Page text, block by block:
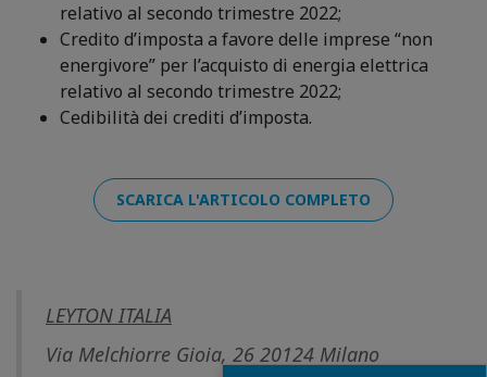
relativo al secondo trimestre 2022;
Credito d’imposta a favore delle imprese “non
energivore” per l’acquisto di energia elettrica
relativo al secondo trimestre 2022;
Cedibilità dei crediti d’imposta.
SCARICA L'ARTICOLO COMPLETO
LEYTON ITALIA
Via Melchiorre Gioia, 26 20124 Milano